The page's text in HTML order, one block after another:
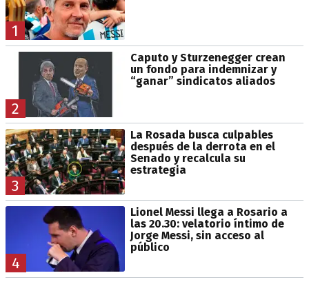
1
2
Caputo y Sturzenegger crean
un fondo para indemnizar y
“ganar” sindicatos aliados
3
La Rosada busca culpables
después de la derrota en el
Senado y recalcula su
estrategia
4
Lionel Messi llega a Rosario a
las 20.30: velatorio íntimo de
Jorge Messi, sin acceso al
público